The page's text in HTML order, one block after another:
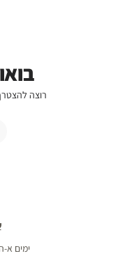
רוצה
ימים א-ה 08:00-14:00 /